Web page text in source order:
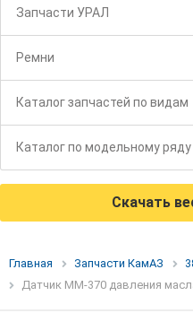
Запчасти УРАЛ
Ремни
Каталог запчастей по видам
Каталог по модельному ряду
Скачать
Главная Запчасти КамАЗ
Датчик ММ-370 давления